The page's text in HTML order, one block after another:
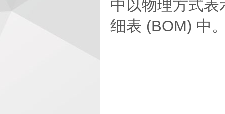
中以物理方式
细表 (BOM) 中